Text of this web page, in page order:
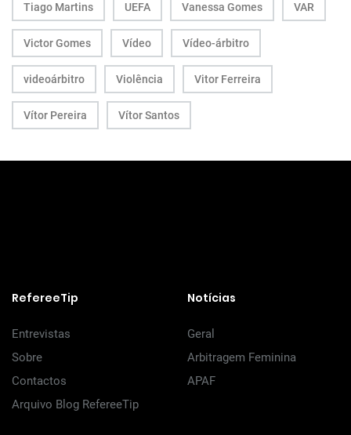
Tiago Martins UEFA Vanessa Gomes VAR
Victor Gomes Vídeo Vídeo-árbitro
videoárbitro Violência Vitor Ferreira
Vítor Pereira Vítor Santos
RefereeTip
Entrevistas
Sobre
Contactos
Arquivo Blog RefereeTip
Notícias
Geral
Arbitragem Feminina
APAF